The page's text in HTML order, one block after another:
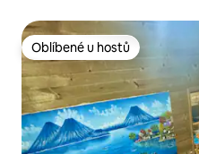
Oblíbené u hostů
Oblíbené u hostů